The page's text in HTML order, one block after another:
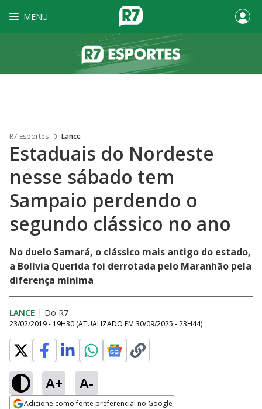
MENU
R7 Esportes Lance
Estaduais do Nordeste
nesse sábado tem
Sampaio perdendo o
segundo clássico no ano
No duelo Samará, o clássico mais antigo do estado,
a Bolívia Querida foi derrotada pelo Maranhão pela
diferença mínima
LANCE | Do R7
23/02/2019 - 19H30 (ATUALIZADO EM 30/09/2025 - 23H44)
A+ A-
Adicione como fonte preferencial no Google